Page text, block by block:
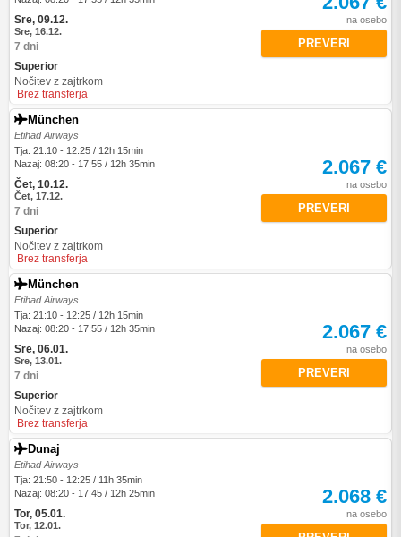
Sre, 09.12.
Sre, 16.12.
7 dni
Superior
Nočitev z zajtrkom
Brez transferja
na osebo
PREVERI
München
Etihad Airways
Tja: 21:10 - 12:25 / 12h 15min
Nazaj: 08:20 - 17:55 / 12h 35min
Čet, 10.12.
Čet, 17.12.
7 dni
Superior
Nočitev z zajtrkom
Brez transferja
2.067 €
na osebo
PREVERI
München
Etihad Airways
Tja: 21:10 - 12:25 / 12h 15min
Nazaj: 08:20 - 17:55 / 12h 35min
Sre, 06.01.
Sre, 13.01.
7 dni
Superior
Nočitev z zajtrkom
Brez transferja
2.067 €
na osebo
PREVERI
Dunaj
Etihad Airways
Tja: 21:50 - 12:25 / 11h 35min
Nazaj: 08:20 - 17:45 / 12h 25min
Tor, 05.01.
Tor, 12.01.
2.068 €
na osebo